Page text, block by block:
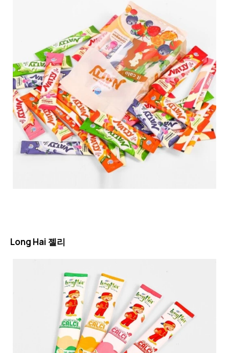
Long Hai 젤리